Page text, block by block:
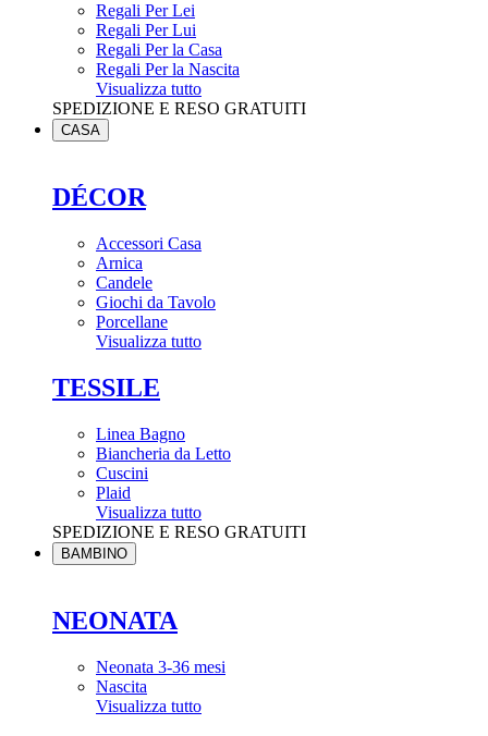
Regali Per Lei
Regali Per Lui
Regali Per la Casa
Regali Per la Nascita
Visualizza tutto
SPEDIZIONE E RESO GRATUITI
CASA
DÉCOR
Accessori Casa
Arnica
Candele
Giochi da Tavolo
Porcellane
Visualizza tutto
TESSILE
Linea Bagno
Biancheria da Letto
Cuscini
Plaid
Visualizza tutto
SPEDIZIONE E RESO GRATUITI
BAMBINO
NEONATA
Neonata 3-36 mesi
Nascita
Visualizza tutto